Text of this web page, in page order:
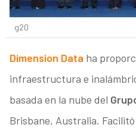
g20
Dimension Data ha
infraestructura e
basada en la nube del
Brisbane, Australia.